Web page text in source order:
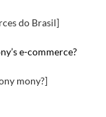
do Brasil]
e-commerce?
mony?]